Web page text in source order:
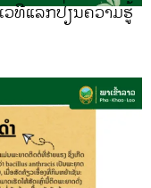
ວທີແລກປ່ຽນຄວາມຮູ້